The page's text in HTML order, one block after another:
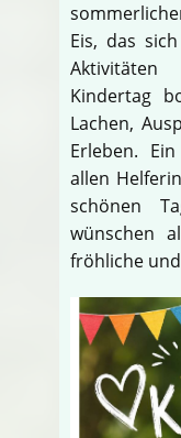
Eis, das
Kindertag
Lachen,
Erleben.
allen
schönen
wünschen
fröhliche